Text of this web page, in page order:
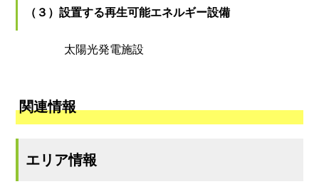
（３）設置する再生可能エネルギー設備
太陽光発電施設
関連情報
エリア情報